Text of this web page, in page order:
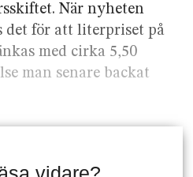
När nyheten
det för att literpriset på
med cirka 5,50
man senare backat